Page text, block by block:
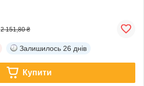
2 151,80 ₴
Залишилось 26 днів
Купити